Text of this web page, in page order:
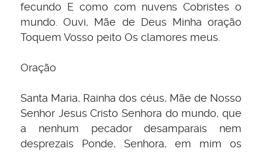
fecundo E como com nuvens Cobristes o
mundo. Ouvi, Mãe de Deus Minha oração
Toquem Vosso peito Os clamores meus.
Oração
Santa Maria, Rainha dos céus, Mãe de Nosso
Senhor Jesus Cristo Senhora do mundo, que
a nenhum pecador desamparais nem
desprezais Ponde, Senhora, em mim os